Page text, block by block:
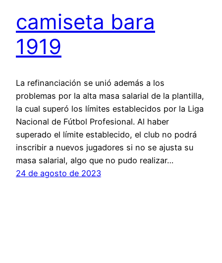
camiseta bara
1919
La refinanciación se unió además a los
problemas por la alta masa salarial de la plantilla,
la cual superó los límites establecidos por la Liga
Nacional de Fútbol Profesional. Al haber
superado el límite establecido, el club no podrá
inscribir a nuevos jugadores si no se ajusta su
masa salarial, algo que no pudo realizar…
24 de agosto de 2023